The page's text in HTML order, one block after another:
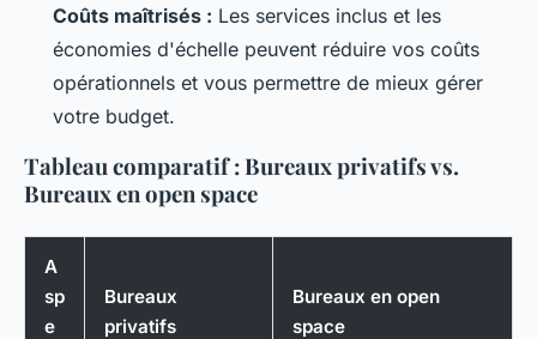
Coûts maîtrisés : Les services inclus et les
économies d'échelle peuvent réduire vos coûts
opérationnels et vous permettre de mieux gérer
votre budget.
Tableau comparatif : Bureaux privatifs vs.
Bureaux en open space
A
sp
e
Bureaux
privatifs
Bureaux en open
space